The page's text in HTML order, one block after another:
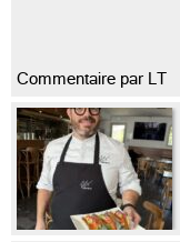
Commentaire par LT